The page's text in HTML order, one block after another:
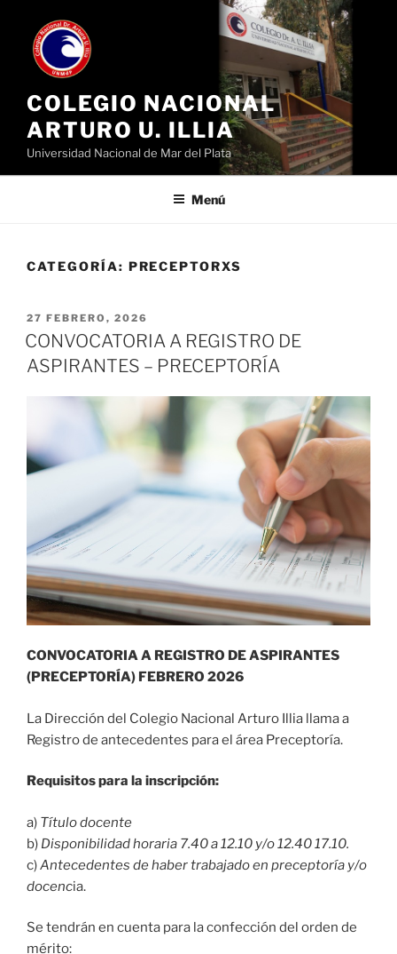
contenido
COLEGIO NACIONAL
ARTURO U. ILLIA
Universidad Nacional de Mar del Plata
Menú
CATEGORÍA: PRECEPTORXS
PUBLICADO
EL
27 FEBRERO, 2026
CONVOCATORIA A REGISTRO DE
ASPIRANTES – PRECEPTORÍA
CONVOCATORIA A REGISTRO DE ASPIRANTES
(PRECEPTORÍA) FEBRERO 2026
La Dirección del Colegio Nacional Arturo Illia llama a
Registro de antecedentes para el área Preceptoría.
Requisitos para la inscripción:
a) Título docente
b) Disponibilidad horaria 7.40 a 12.10 y/o 12.40 17.10.
c)Antecedentes de haber trabajado en preceptoría y/o
docencia.
Se tendrán en cuenta para la confección del orden de
mérito: